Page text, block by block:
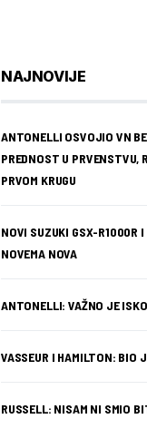
NAJNOVIJE
ANTONELLI OSVOJIO VN
PREDNOST U PRVENSTVU,
PRVOM KRUGU
NOVI SUZUKI GSX-R1000R
NOVEMA NOVA
ANTONELLI: VAŽNO JE
VASSEUR I HAMILTON: BIO
RUSSELL: NISAM NI SMIO